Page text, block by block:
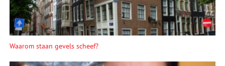
Waarom staan gevels scheef?